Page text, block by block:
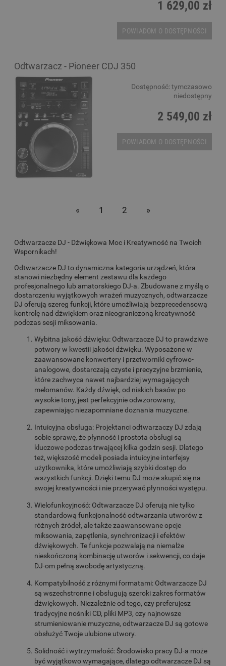
1 629,00 zł
POWIADOM O DOSTĘPNOŚCI
Odtwarzacz - Pioneer CDJ 350
Dostępność: tymczasowo
niedostępny
2 549,00 zł
POWIADOM O DOSTĘPNOŚCI
« 1 2 »
Odtwarzacze DJ - Dźwiękowa Moc i Kreatywność na Twoich
Wspornikach!
Odtwarzacze DJ to dynamiczna kategoria urządzeń, która
stanowi niezbędny element zestawu dla każdego
profesjonalnego lub amatorskiego DJ-a. Zbudowane z myślą o
dostarczeniu wyjątkowych wrażeń muzycznych, odtwarzacze
DJ oferują szereg funkcji, które umożliwiają bezprecedensową
kontrolę nad dźwiękiem oraz nieograniczoną kreatywność
podczas sesji miksowania.
Wybitna jakość dźwięku: Odtwarzacze DJ to prawdziwe
potwory w kwestii jakości dźwięku. Wyposażone w
zaawansowane konwertery i przetworniki cyfrowo-
analogowe, dostarczają czyste i precyzyjne brzmienie,
które zachwyca nawet najbardziej wymagających
melomanów. Każdy dźwięk, od niskich basów po
wysokie tony, jest perfekcyjnie odwzorowany,
zapewniając niezapomniane doznania muzyczne.
Intuicyjna obsługa: Projektanci odtwarzaczy DJ zdają
sobie sprawę, że płynność i prostota obsługi są
kluczowe podczas trwającej kilka godzin sesji. Dlatego
też, większość modeli posiada intuicyjne interfejsy
użytkownika, które umożliwiają szybki dostęp do
wszystkich funkcji. Dzięki temu DJ może skupić się na
swojej kreatywności i nie przerywać płynności występu.
Wielofunkcyjność: Odtwarzacze DJ oferują nie tylko
standardową funkcjonalność odtwarzania utworów z
różnych źródeł, ale także zaawansowane opcje
miksowania, zapętlenia, synchronizacji i efektów
dźwiękowych. Te funkcje pozwalają na niemalże
nieskończoną kombinację utworów i sekwencji, co daje
DJ-om pełną swobodę artystyczną.
Kompatybilność z różnymi formatami: Odtwarzacze DJ
są wszechstronne i obsługują szeroki zakres formatów
dźwiękowych. Niezależnie od tego, czy preferujesz
tradycyjne nośniki CD, pliki MP3, czy najnowsze
strumieniowanie muzyczne, odtwarzacze DJ są gotowe
obsłużyć Twoje ulubione utwory.
Solidność i wytrzymałość: Środowisko pracy DJ-a może
być wyjątkowo wymagające, dlatego odtwarzacze DJ są